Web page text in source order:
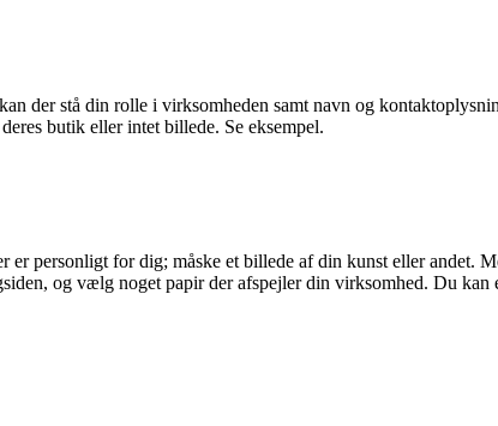
der stå din rolle i virksomheden samt navn og
butik eller intet billede. Se eksempel.
personligt for dig; måske et billede af din kunst eller andet.
og vælg noget papir der afspejler din virksomhed. Du